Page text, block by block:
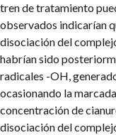
tren de tratamiento
observados indicarían
disociación del
habrían sido
radicales -OH,
ocasionando la
concentración de
disociación del